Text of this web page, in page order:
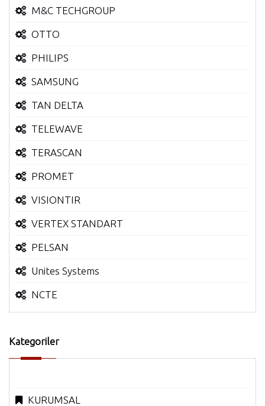
M&C TECHGROUP
OTTO
PHILIPS
SAMSUNG
TAN DELTA
TELEWAVE
TERASCAN
PROMET
VISIONTIR
VERTEX STANDART
PELSAN
Unites Systems
NCTE
Kategoriler
KURUMSAL